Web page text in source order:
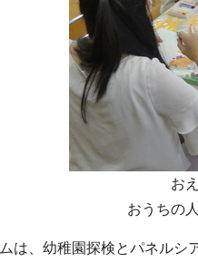
お
おうちの
は、幼稚園探検とパネルシ